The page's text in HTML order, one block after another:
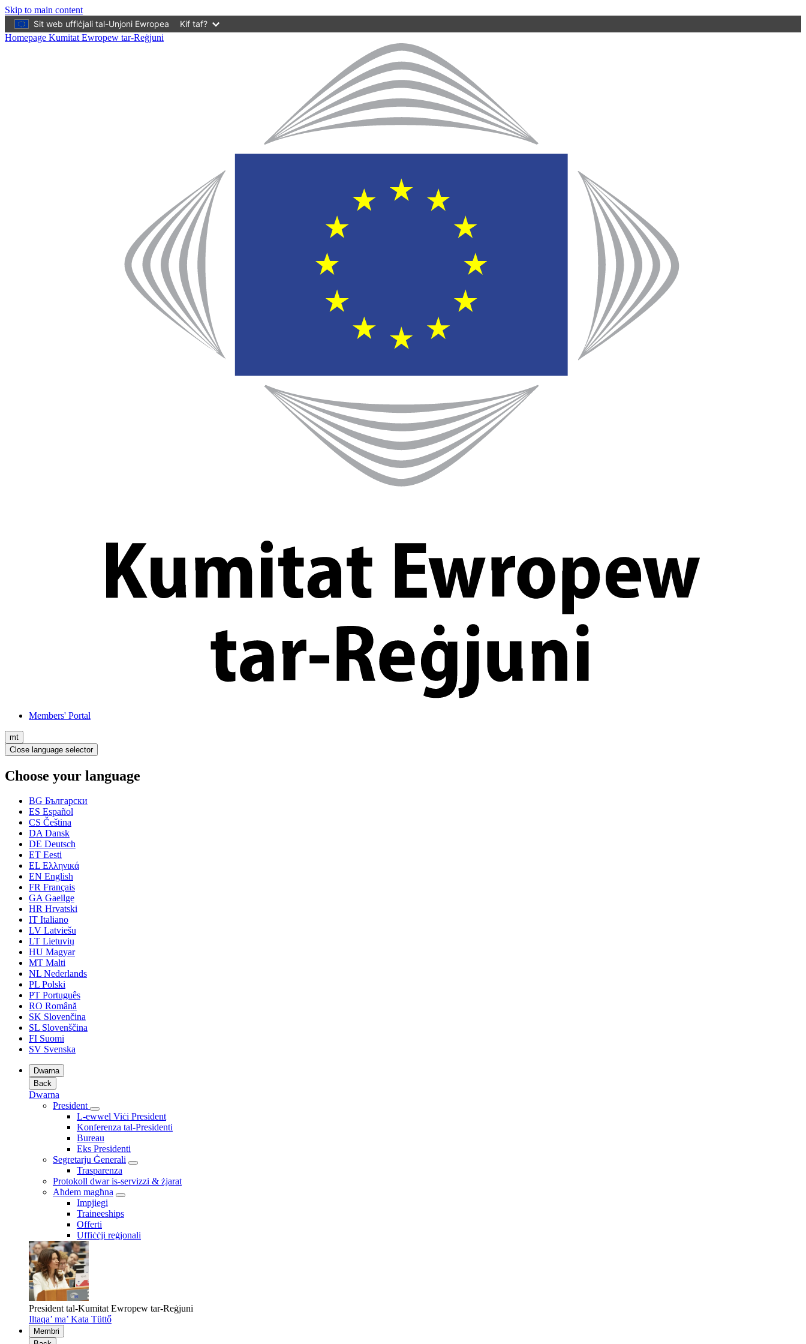
Skip to main content
Sit web uffiċjali tal-Unjoni Ewropea
Kif taf?
Homepage Kumitat Ewropew tar-Reġjuni
Members' Portal
mt
Close language selector
Choose your language
BG Български
ES Español
CS Čeština
DADansk
DE Deutsch
ET Eesti
EL Ελληνικά
EN English
FR Français
GAGaeilge
HR Hrvatski
IT Italiano
LV Latviešu
LT Lietuvių
HU Magyar
MT Malti
NL Nederlands
PL Polski
PT Português
RO Română
SK Slovenčina
SL Slovenščina
FI Suomi
SV Svenska
Dwarna
Back
Dwarna
President
L-ewwel Viċi President
Konferenza tal-Presidenti
Bureau
Eks Presidenti
Segretarju Ġenerali
Trasparenza
Protokoll dwar is-servizzi & żjarat
Aħdem magħna
Impjiegi
Traineeships
Offerti
Uffiċċji reġjonali
President tal-Kumitat Ewropew tar-Reġjuni
Iltaqa’ ma’ Kata Tüttő
Membri